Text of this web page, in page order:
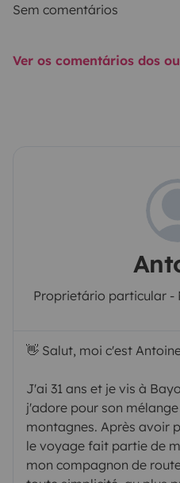
Sem comentários
Ver os comentários dos
Proprietário particular -
👋 Salut, moi c'est
J'ai 31 ans et je vis à
j'adore pour son
montagnes. Après avoir
le voyage fait partie de
mon compagnon de